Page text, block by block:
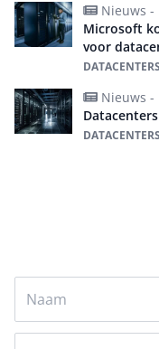
Nieuws -
Microsoft
voor
Nieuws -